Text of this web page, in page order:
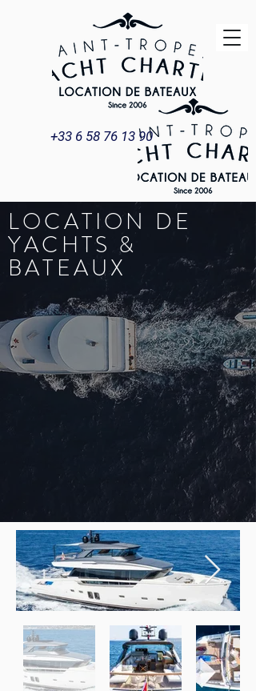
+33 6 58 76 13 90
LOCATION DE
YACHTS &
BATEAUX